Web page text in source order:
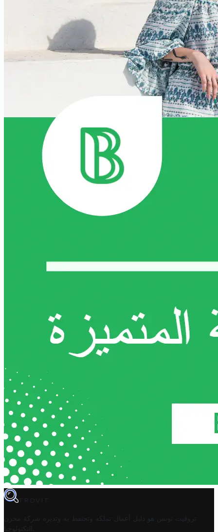
TROVIT
تروفيت تونس هو دليل أعمال تملكه وتحتفظ به وتديره
شركة مخزن
التكنولوجيا